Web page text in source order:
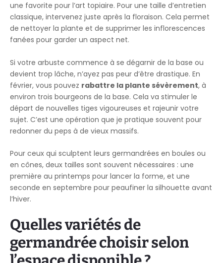
une favorite pour l’art topiaire. Pour une taille d’entretien
classique, intervenez juste après la floraison. Cela permet
de nettoyer la plante et de supprimer les inflorescences
fanées pour garder un aspect net.
Si votre arbuste commence à se dégarnir de la base ou
devient trop lâche, n’ayez pas peur d’être drastique. En
février, vous pouvez rabattre la plante sévèrement, à
environ trois bourgeons de la base. Cela va stimuler le
départ de nouvelles tiges vigoureuses et rajeunir votre
sujet. C’est une opération que je pratique souvent pour
redonner du peps à de vieux massifs.
Pour ceux qui sculptent leurs germandrées en boules ou
en cônes, deux tailles sont souvent nécessaires : une
première au printemps pour lancer la forme, et une
seconde en septembre pour peaufiner la silhouette avant
l’hiver.
Quelles variétés de
germandrée choisir selon